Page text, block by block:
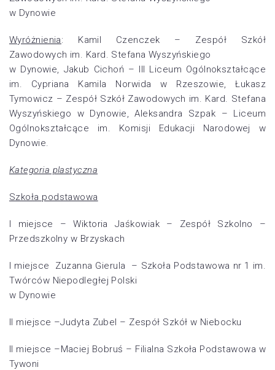
w Dynowie
Wyróżnienia: Kamil Czenczek – Zespół Szkół
Zawodowych im. Kard. Stefana Wyszyńskiego
w Dynowie, Jakub Cichoń – III Liceum Ogólnokształcące
im. Cypriana Kamila Norwida w Rzeszowie, Łukasz
Tymowicz – Zespół Szkół Zawodowych im. Kard. Stefana
Wyszyńskiego w Dynowie, Aleksandra Szpak – Liceum
Ogólnokształcące im. Komisji Edukacji Narodowej w
Dynowie.
Kategoria plastyczna
Szkoła podstawowa
I miejsce – Wiktoria Jaśkowiak – Zespół Szkolno –
Przedszkolny w Brzyskach
I miejsce Zuzanna Gierula – Szkoła Podstawowa nr 1 im.
Twórców Niepodległej Polski
w Dynowie
II miejsce –Judyta Zubel – Zespół Szkół w Niebocku
II miejsce –Maciej Bobruś – Filialna Szkoła Podstawowa w
Tywoni